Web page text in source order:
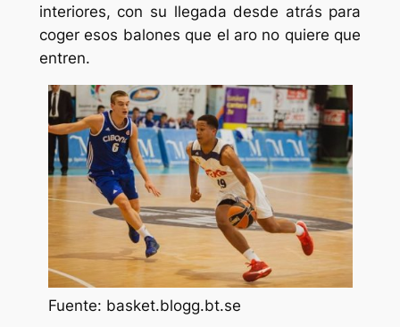
interiores, con su llegada desde atrás para
coger esos balones que el aro no quiere que
entren.
Fuente: basket.blogg.bt.se